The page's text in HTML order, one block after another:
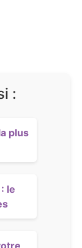
:
plus
le